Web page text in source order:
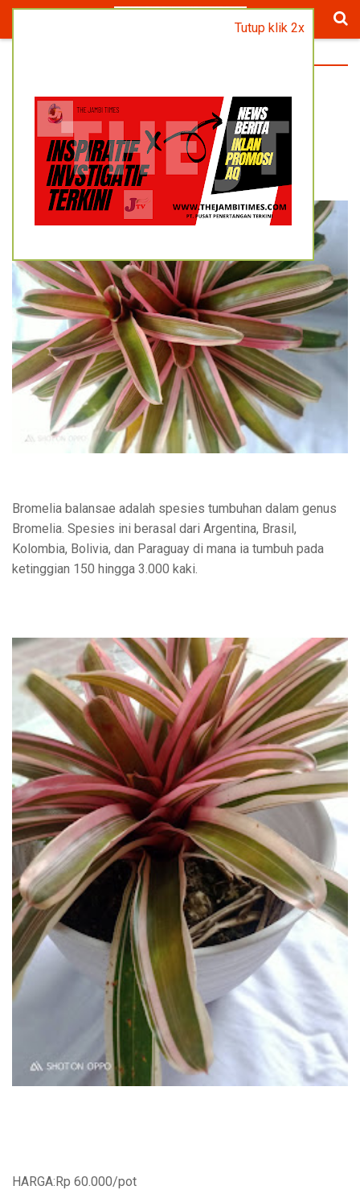
TANAMAN BROMOLIA PINK
Bromelia balansae adalah spesies tumbuhan dalam genus
Bromelia. Spesies ini berasal dari Argentina, Brasil,
Kolombia, Bolivia, dan Paraguay di mana ia tumbuh pada
ketinggian 150 hingga 3.000 kaki.
HARGA:Rp 60.000/pot
Tutup klik 2x